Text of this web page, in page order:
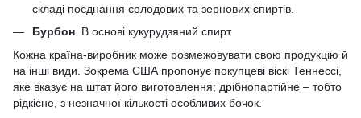
складі поєднання солодових та зернових спиртів.
Бурбон . В основі кукурудзяний спирт.
Кожна країна-виробник може розмежовувати свою продукцію й
на інші види. Зокрема США пропонує покупцеві віскі Теннессі,
яке вказує на штат його виготовлення; дрібнопартійне – тобто
рідкісне, з незначної кількості особливих бочок.